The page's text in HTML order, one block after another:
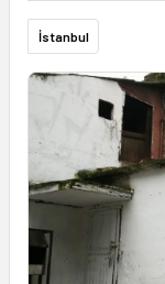
İstanbul